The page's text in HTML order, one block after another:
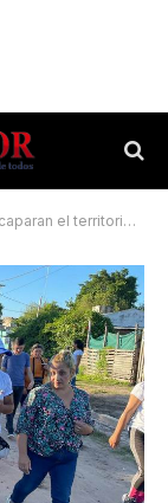
hacia el 11-J